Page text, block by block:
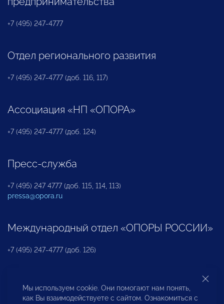
+7 (495) 247-4777
Отдел регионального развития
+7 (495) 247-4777 (доб. 116, 117)
Ассоциация «НП «ОПОРА»
+7 (495) 247-4777 (доб. 124)
Пресс-служба
+7 (495) 247 4777 (доб. 115, 114, 113)
pressa@opora.ru
Международный отдел «ОПОРЫ РОССИИ»
+7 (495) 247-4777 (доб. 126)
Бюро по защите прав предпринимателей и
инвесторов
Мы используем cookie. Они помогают нам понять,
как Вы взаимодействуете с сайтом. Ознакомиться с